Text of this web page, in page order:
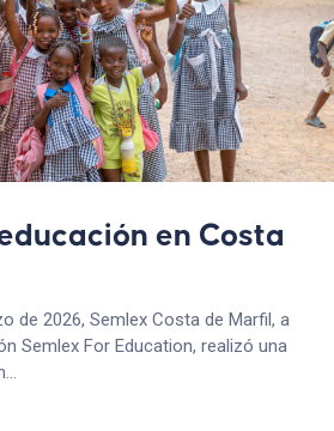
en Costa
de 2026, Semlex Costa de Marfil, a
Semlex For Education, realizó una